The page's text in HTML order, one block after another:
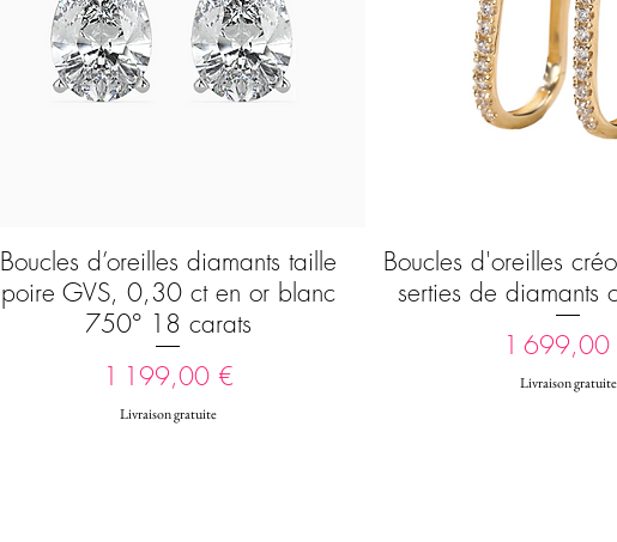
Aperçu rapide
Boucles d’oreilles diamants taille
poire GVS, 0,30 ct en or blanc
750° 18 carats
Prix
1 199,00 €
Livraison gratuite
Aperçu rapide
Boucles d'oreilles
serties de diamants
Prix
1 699,00
Livraison gratuite